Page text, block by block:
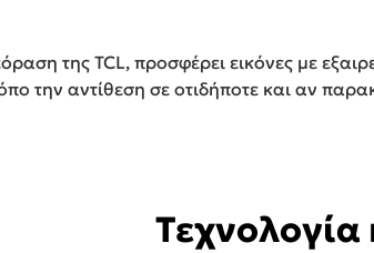
της TCL, προσφέρει εικόνες με
την αντίθεση σε οτιδήποτε και αν